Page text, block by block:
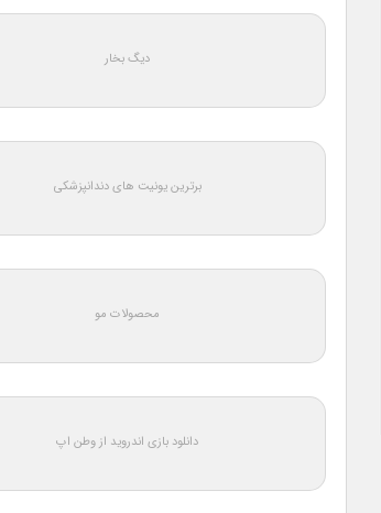
دیگ بخار
برترین یونیت های دندانپزشکی
محصولات مو
دانلود بازی اندروید از وطن اپ